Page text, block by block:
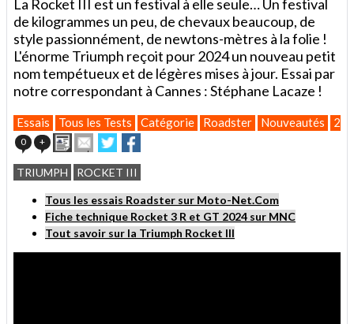
La Rocket III est un festival à elle seule… Un festival
de kilogrammes un peu, de chevaux beaucoup, de
style passionnément, de newtons-mètres à la folie !
L'énorme Triumph reçoit pour 2024 un nouveau petit
nom tempétueux et de légères mises à jour. Essai par
notre correspondant à Cannes : Stéphane Lacaze !
Essais Tous les Tests Catégorie Roadster Nouveautés
0 + ImprimerEnvoyer
cet
article
à
un
ami
Partager
sur
Twitter
sur
Facebook
TRIUMPH ROCKET III
Tous les essais Roadster sur Moto-Net.Com
Fiche technique Rocket 3 R et GT 2024 sur MNC
Tout savoir sur la Triumph Rocket III